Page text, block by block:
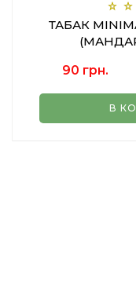
ТАБАК
90 грн.
В